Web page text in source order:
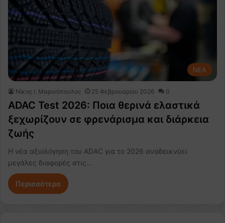
NEA
Nίκος Ι. Mαρινόπουλος 25 Φεβρουαρίου 2026 0
ADAC Test 2026: Ποια θερινά ελαστικά
ξεχωρίζουν σε φρενάρισμα και διάρκεια
ζωής
Η νέα αξιολόγηση του ADAC για το 2026 αναδεικνύει
μεγάλες διαφορές στις…
Περισσότερα